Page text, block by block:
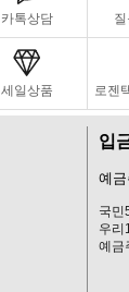
카톡상담
세일상품 로젠
입
예
국민
우리
예금